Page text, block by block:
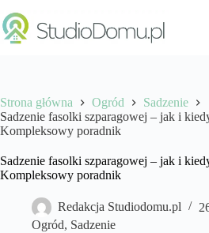
do
treści
Strona główna Ogród
Sadzenie
Sadzenie fasolki szparagowej – jak i
Kompleksowy poradnik
Sadzenie fasolki szparagowej – jak i
Kompleksowy poradnik
Redakcja Studiodomu.pl
Ogród, Sadzenie